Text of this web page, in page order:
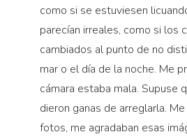
como si se estuviesen
parecían irreales, como si los
cambiados al punto de no
mar o el día de la noche. Me
cámara estaba mala. Supuse
dieron ganas de arreglarla.
fotos, me agradaban esas